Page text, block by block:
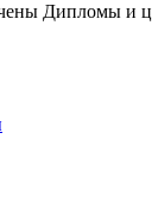
Дипломы и